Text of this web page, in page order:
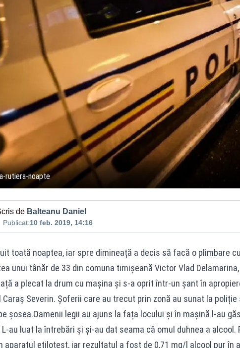
rutiera-noapte
de Balteanu Daniel
Publicat:10 feb. 2019, 14:16
toată noaptea, iar spre dimineață a decis să facă o plimbare
unui tânăr de 33 din comuna timișeană Victor Vlad
a plecat la drum cu mașina și s-a oprit într-un șant în
Caraș Severin. Șoferii care au trecut prin zonă au sunat la poliție
șosea.Oamenii legii au ajuns la fața locului și în mașină l-au
L-au luat la întrebări și și-au dat seama că omul duhnea a
aparatul etilotest, iar rezultatul a fost de 0,71 mg/l alcool pur în